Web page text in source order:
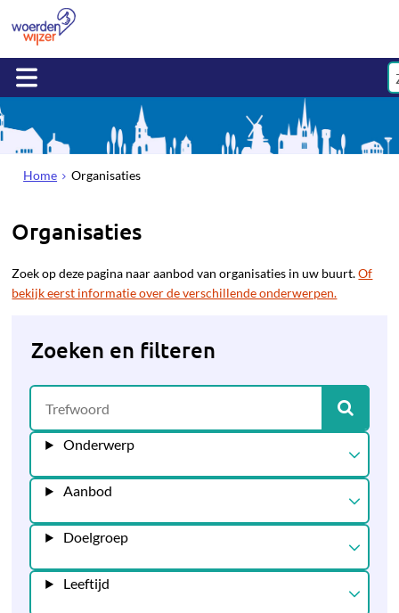
Home Organisaties
Organisaties
Zoek op deze pagina naar aanbod van organisaties in uw buurt.Of
bekijk eerst informatie over de verschillende onderwerpen.
Zoeken en filteren
Onderwerp
Aanbod
Doelgroep
Leeftijd